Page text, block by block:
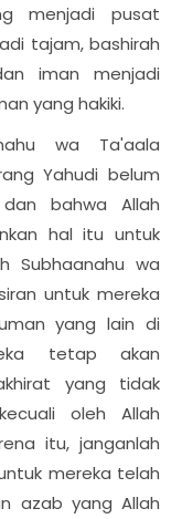
menjadi pusat
tajam, bashirah
iman menjadi
yang hakiki.
wa Ta'aala
Yahudi belum
bahwa Allah
hal itu untuk
Subhaanahu wa
untuk mereka
yang lain di
tetap akan
yang tidak
oleh Allah
itu, janganlah
mereka telah
azab yang Allah